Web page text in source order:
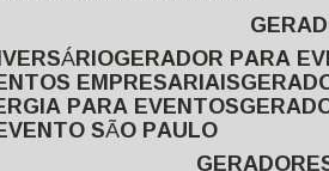
GERADOR PARA
EMPRESARIAIS
PARA EVENTOS
SÃO PAULO